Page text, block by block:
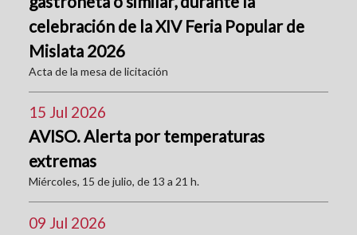
celebración de la XIV Feria Popular de
Mislata 2026
Acta de la mesa de licitación
15 Jul 2026
AVISO. Alerta por temperaturas
extremas
Miércoles, 15 de julio, de 13 a 21 h.
09 Jul 2026